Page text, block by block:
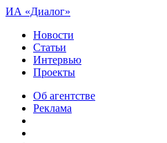
ИА «Диалог»
Новости
Статьи
Интервью
Проекты
Об агентстве
Реклама